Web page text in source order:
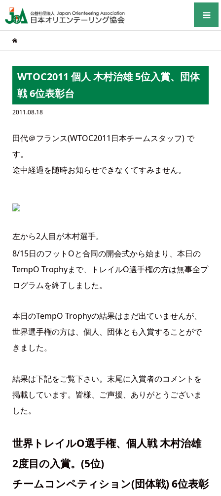
WTOC2011 個人 木村治雄 5位入賞、団体
戦 6位表彰台
2011.08.18
田代＠フランス(WTOC2011日本チームスタッフ) で
す。
途中経過を随時お知らせできなくてすみません。
左から2人目が木村選手。
8/15日のフットOと合同の開会式から始まり、本日の
TempO Trophyまで、トレイルO選手権の方は無事全プ
ログラムを終了しました。
本日のTempO Trophyの結果はまだ出ていませんが、
世界選手権の方は、個人、団体とも入賞することがで
きました。
結果は下記をご覧下さい。末尾に入賞者のコメントを
掲載しています。皆様、ご声援、ありがとうございま
した。
世界トレイルO選手権、個人戦 木村治雄
2度目の入賞。(5位)
チームコンペティション(団体戦) 6位表彰